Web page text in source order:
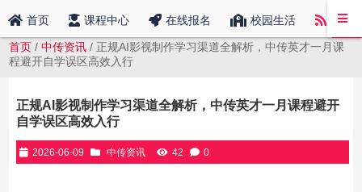
首页 课程中心 在线报名 校园生活 中传
首页 /中传资讯 / 正规AI影视制作学习渠道全解析，中传英才一月课
程避开自学误区高效入行
正规AI影视制作学习渠道全解析，中传英才一月课程避开
自学误区高效入行
2026-06-09 中传资讯 42 0